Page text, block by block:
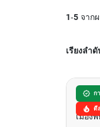
1-5 จาก
เรียงลำดั
ก
ดี
วิน
เมือง